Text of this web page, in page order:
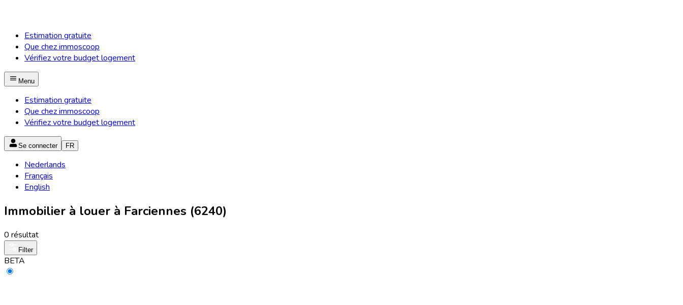
Estimation gratuite
Que chez immoscoop
Vérifiez votre budget logement
Menu
Estimation gratuite
Que chez immoscoop
Vérifiez votre budget logement
Se connecter FR
Nederlands
Français
English
Immobilier à louer à Farciennes (6240)
0 résultat
Filter
BETA